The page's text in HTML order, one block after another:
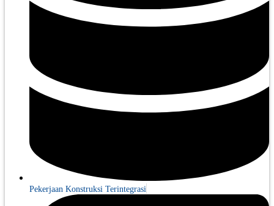
Pekerjaan Konstruksi Terintegrasi